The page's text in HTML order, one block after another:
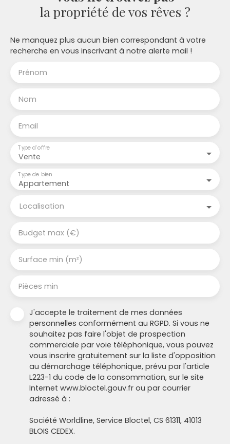
du bord du lac, d'un arrêt de bus pour aller à
Genève et des commerces de la commune. Pour
Chablais Immobilier, agent immobilier et expert
immobilier, Honoraire à la charge du vendeur,
BAUDINO Siren 834 756 462 CPI 7401 1201 8000 0241
89 délivrée par la CCI de Haute Savoie
la propriété de vos rêves ?
Ne manquez plus aucun bien correspondant à votre
recherche en vous inscrivant à notre alerte mail !
Prénom
Nom
Email
Vente
Type d'offre
Appartement
Type de bien
Localisation
Budget max (€)
Surface min (m²)
Pièces min
J'accepte le traitement de mes données
personnelles conformément au RGPD. Si vous ne
souhaitez pas faire l'objet de prospection
commerciale par voie téléphonique, vous pouvez
vous inscrire gratuitement sur la liste d'opposition
au démarchage téléphonique, prévu par l'article
L223-1 du code de la consommation, sur le site
Internet www.bloctel.gouv.fr ou par courrier
adressé à :
Société Worldline, Service Bloctel, CS 61311, 41013
BLOIS CEDEX.